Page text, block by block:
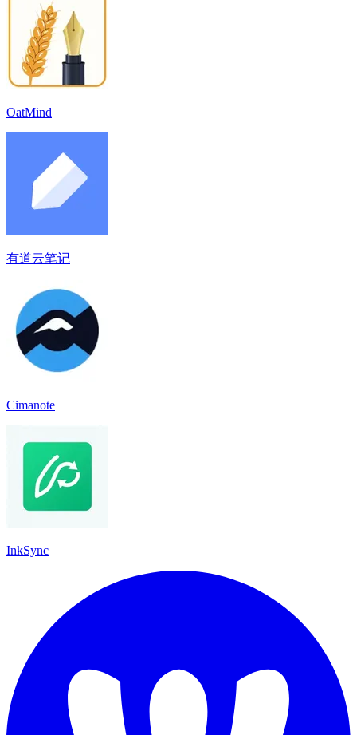
OatMind
有道云笔记
Cimanote
InkSync